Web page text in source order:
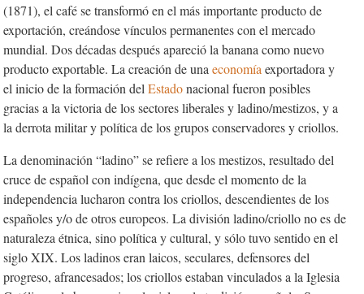
(1871), el café se transformó en el más importante producto de
exportación, creándose vínculos permanentes con el mercado
mundial. Dos décadas después apareció la banana como nuevo
producto exportable. La creación de una economía exportadora y
el inicio de la formación del Estadonacional fueron posibles
gracias a la victoria de los sectores liberales y ladino/mestizos, y a
la derrota militar y política de los grupos conservadores y criollos.
La denominación “ladino” se refiere a los mestizos, resultado del
cruce de español con indígena, que desde el momento de la
independencia lucharon contra los criollos, descendientes de los
españoles y/o de otros europeos. La división ladino/criollo no es de
naturaleza étnica, sino política y cultural, y sólo tuvo sentido en el
siglo XIX. Los ladinos eran laicos, seculares, defensores del
progreso, afrancesados; los criollos estaban vinculados a la Iglesia